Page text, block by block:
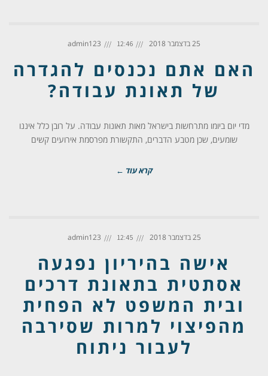
25 בדצמבר 2018 12:46
admin123
האם אתם נכנסים להגדרה
של תאונת עבודה?
מדי יום ביומו מתרחשות בישראל מאות תאונות עבודה. על רובן כלל איננו
שומעים, שכן מטבע הדברים, התקשורת מפרסמת אירועים קשים
קרא עוד ←
25 בדצמבר 2018 12:45
admin123
אישה בהיריון נפגעה
אסתטית בתאונת דרכים
ובית המשפט לא הפחית
מהפיצוי למרות שסירבה
לעבור ניתוח